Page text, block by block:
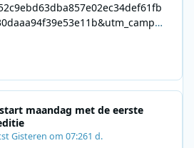
start maandag met de eerste
Gisteren om 07:261 d.